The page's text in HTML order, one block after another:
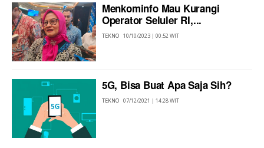
Menkominfo Mau Kurangi
Operator Seluler RI,...
TEKNO 10/10/2023 | 00:52 WIT
5G, Bisa Buat Apa Saja Sih?
TEKNO 07/12/2021 | 14:28 WIT